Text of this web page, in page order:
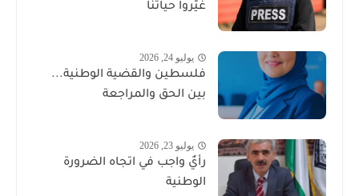
غيّروا حياتنا
يوليو 24, 2026
فلسطين والقضية الوطنية...
بين الحق والمراجعة
يوليو 23, 2026
رأيٌ واجب في اتجاه الضرورة
الوطنية